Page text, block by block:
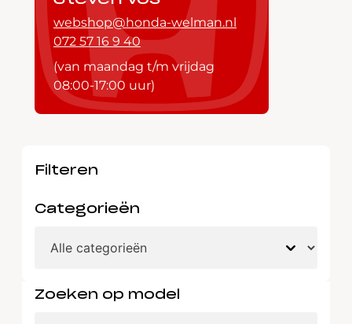
webshop@honda-welman.nl
072 57 16 9 40
(van maandag t/m vrijdag
08:00-17:00 uur)
Filteren
Categorieën
Zoeken op model